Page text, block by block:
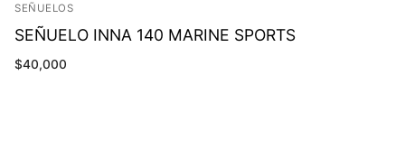
SEÑUELOS
SEÑUELO INNA 140 MARINE SPORTS
$40,000